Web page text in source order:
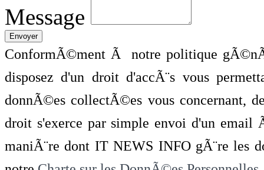
Message
ConformÃ©ment Ã notre politique
disposez d'un droit d'accÃ¨s vous
donnÃ©es collectÃ©es vous concernant,
droit s'exerce par simple envoi d'un
maniÃ¨re dont IT NEWS INFO gÃ¨re les